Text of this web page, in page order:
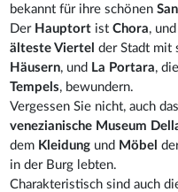
bekannt für ihre schönen
Der Hauptort istChora,
älteste Viertel der Stadt mit
Häusern, und La Portara, die
Tempels, bewundern.
Vergessen Sie nicht, auch
venezianische Museum
dem Kleidung und Möbel
in der Burg lebten.
Charakteristisch sind auch